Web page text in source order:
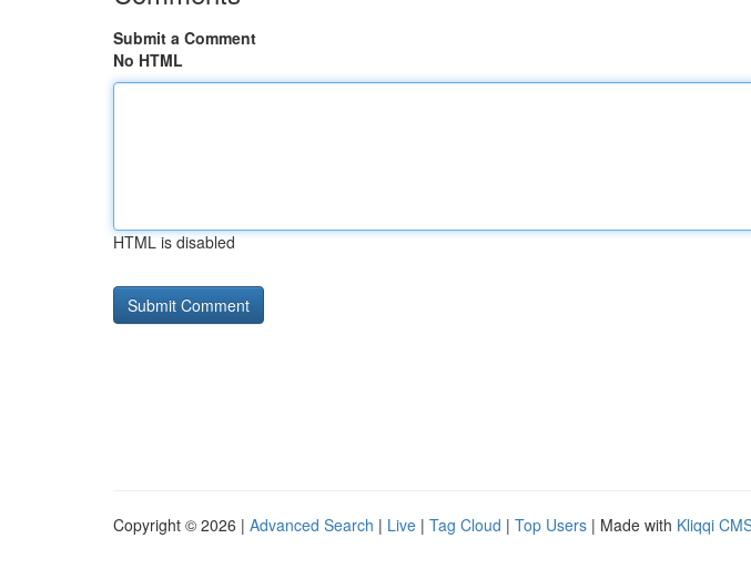
Submit a Comment
No HTML
HTML is disabled
Copyright © 2026 | Advanced Search | Live | Tag Cloud | Top Users | Made with Kliqqi